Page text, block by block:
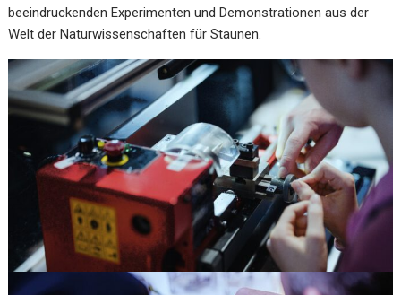
beeindruckenden Experimenten und Demonstrationen aus der
Welt der Naturwissenschaften für Staunen.